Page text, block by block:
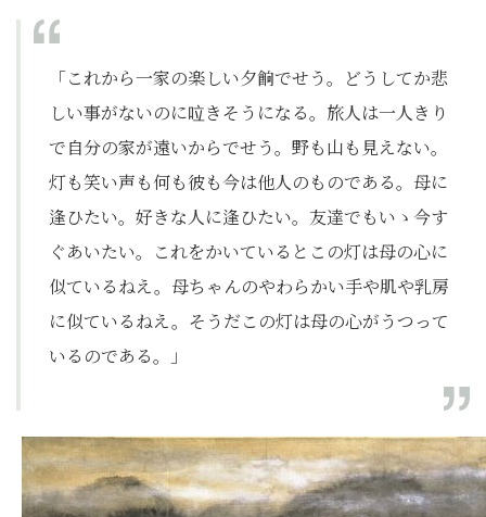
「これから一家の楽しい夕餉でせう。どうしてか悲
しい事がないのに㕸きそうになる。旅人は一人きり
で自分の家が遠いからでせう。野も山も見えない。
灯も笑い声も何も彼も今は他人のものである。母に
逢ひたい。好きな人に逢ひたい。友達でもいゝ今す
ぐあいたい。これをかいているとこの灯は母の心に
似ているねえ。母ちゃんのやわらかい手や肌や乳房
に似ているねえ。そうだこの灯は母の心がうつって
いるのである。」